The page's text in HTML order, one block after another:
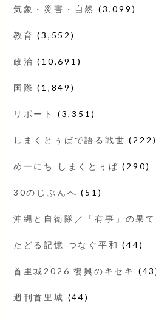
気象・災害・自然 (3,099)
教育 (3,552)
政治 (10,691)
国際 (1,849)
リポート (3,351)
しまくとぅばで語る戦世 (222)
めーにち しまくとぅば (290)
30のじぶんへ (51)
沖縄と自衛隊／「有事」の果て
たどる記憶 つなぐ平和 (44)
首里城2026 復興のキセキ
週刊首里城 (44)